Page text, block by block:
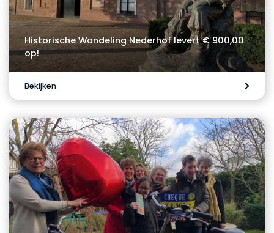
Historische Wandeling Nederhof levert € 900,00
op!
Bekijken